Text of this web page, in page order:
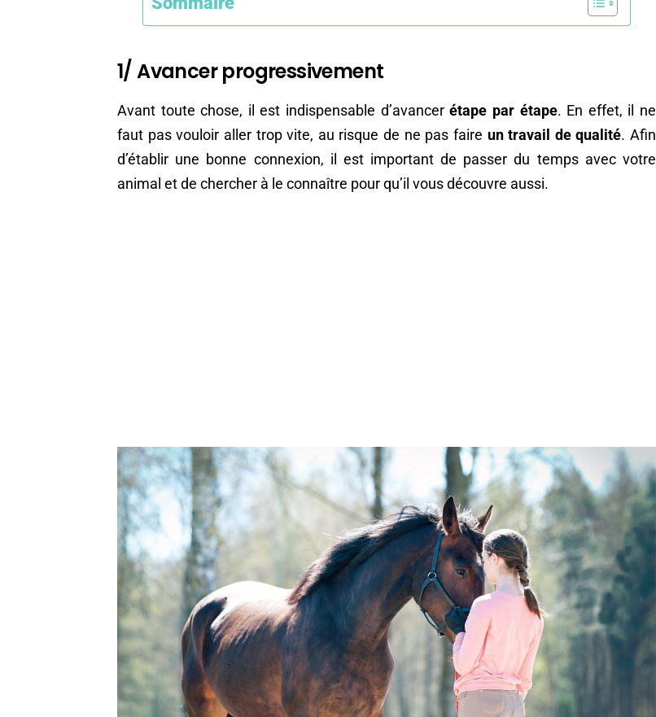
1/ Avancer progressivement
Avant toute chose, il est indispensable d’avancerétape par étape. En effet, il ne
faut pas vouloir aller trop vite, au risque de ne pas faire un travail de qualité. Afin
d’établir une bonne connexion, il est important de passer du temps avec votre
animal et de chercher à le connaître pour qu’il vous découvre aussi.